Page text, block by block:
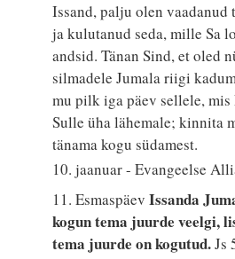
Issand, palju olen vaadanud
ja kulutanud seda, mille Sa
andsid. Tänan Sind, et oled
silmadele Jumala riigi
mu pilk iga päev sellele, mis
Sulle üha lähemale; kinnita
tänama kogu südamest.
10. jaanuar - Evangeelse
11. EsmaspäevIssanda
kogun tema juurde veelgi,
tema juurde on kogutud.Js